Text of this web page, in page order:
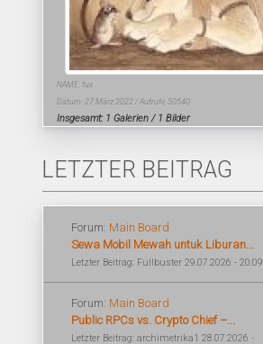
NAME: fux
Datum: 27.März 2022 / Aufrufe 50540
Insgesamt: 1 Galerien / 1 Bilder
LETZTER BEITRAG
Forum: Main Board
Sewa Mobil Mewah untuk Liburan...
Letzter Beitrag: Fullbuster 29.07.2026 - 20:09
Forum: Main Board
Public RPCs vs. Crypto Chief –...
Letzter Beitrag: archimetrika1 28.07.2026 -